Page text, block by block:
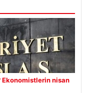
Ekonomistlerin nisan